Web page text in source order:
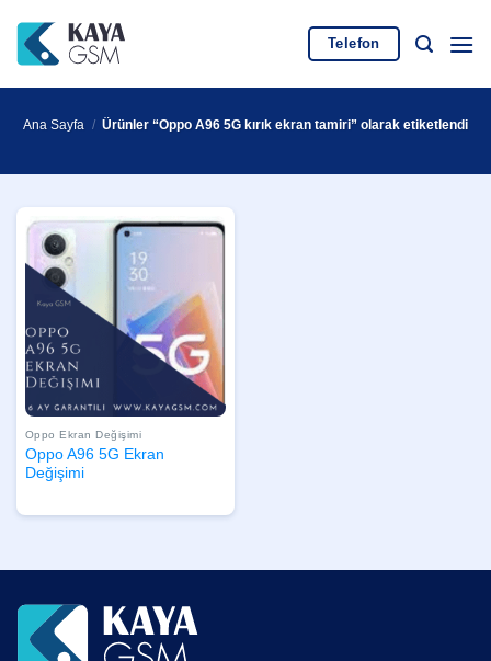
atla
Telefon
Ana Sayfa / Ürünler “Oppo A96 5G kırık ekran tamiri” olarak etiketlendi
Oppo Ekran Değişimi
Oppo A96 5G Ekran
Değişimi